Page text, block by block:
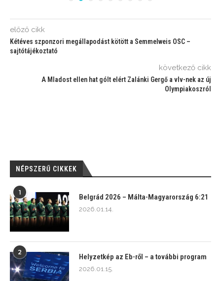
előző cikk
Kétéves szponzori megállapodást kötött a Semmelweis OSC –
sajtótájékoztató
következő cikk
A Mladost ellen hat gólt elért Zalánki Gergő a vlv-nek az új
Olympiakoszról
NÉPSZERŰ CIKKEK
1
Belgrád 2026 – Málta-Magyarország 6:21
2026.01.14.
2
Helyzetkép az Eb-ről – a további program
2026.01.15.